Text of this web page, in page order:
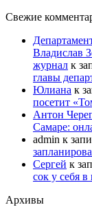
Свежие
Владислав
журнал к
главы
Юлиана к
посетит
Антон
Самаре:
admin к
Сергей к
сок у себя в
Архивы